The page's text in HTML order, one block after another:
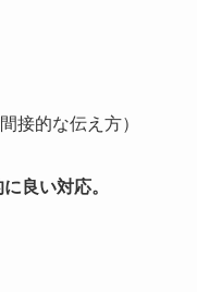
間接的な伝え方）
良い対応。